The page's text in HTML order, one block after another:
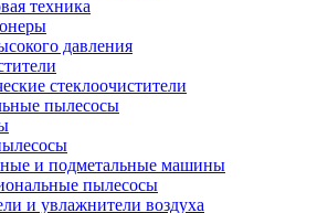
техника
давления
стеклоочистители
пылесосы
и подметальные машины
пылесосы
и увлажнители воздуха